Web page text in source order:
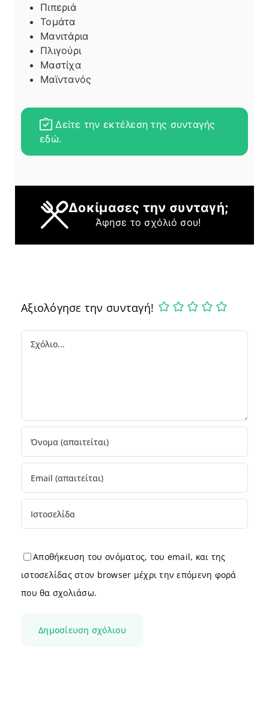
Πιπεριά
Τομάτα
Μανιτάρια
Πλιγούρι
Μαστίχα
Μαϊντανός
Δείτε την εκτέλεση της συνταγής
εδώ.
Δοκίμασες την συνταγή;
Άφησε το σχόλιό σου!
Αξιολόγησε την συνταγή!
Comment
Αποθήκευση του ονόματος, του email, και της
ιστοσελίδας στον browser μέχρι την επόμενη φορά
που θα σχολιάσω.